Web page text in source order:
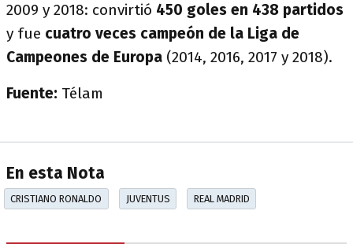
2009 y 2018: convirtió 450 goles en 438 partidos
y fue cuatro veces campeón de la Liga de
Campeones de Europa (2014, 2016, 2017 y 2018).
Fuente: Télam
En esta Nota
CRISTIANO RONALDO JUVENTUS REAL MADRID